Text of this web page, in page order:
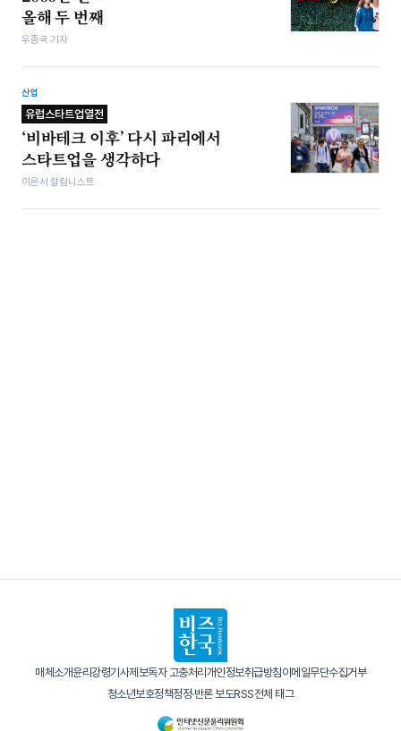
올해 두 번째
우종국 기자
산업
유럽스타트업열전
‘비바테크 이후’ 다시 파리에서
스타트업을 생각하다
이은서 칼럼니스트
매체소개윤리강령기사제보독자 고충처리 개인정보취급방침이메일무단수집거부
청소년보호정책정정·반론 보도RSS전체 태그